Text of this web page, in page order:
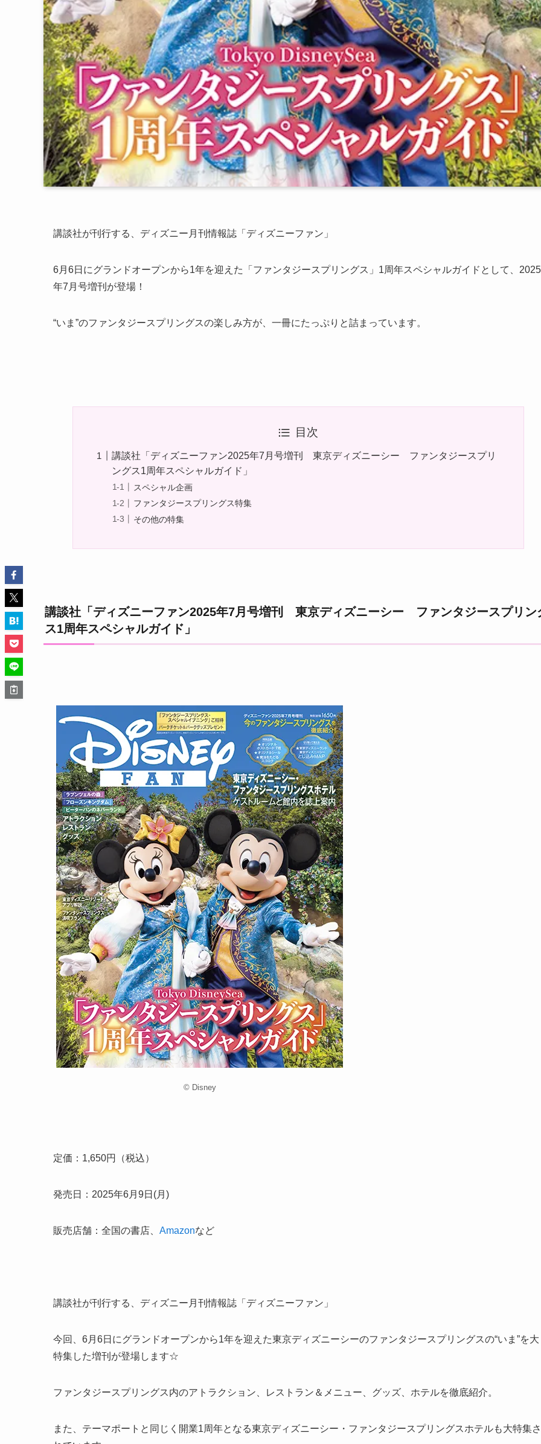
講談社が刊行する、ディズニー月刊情報誌「ディズニーファン」
6月6日にグランドオープンから1年を迎えた「ファンタジースプリングス」1周年スペシャルガイドとして、2025
年7月号増刊が登場！
“いま”のファンタジースプリングスの楽しみ方が、一冊にたっぷりと詰まっています。
目次
講談社「ディズニーファン2025年7月号増刊 東京ディズニーシー ファンタジースプリ
ングス1周年スペシャルガイド」
スペシャル企画
ファンタジースプリングス特集
その他の特集
講談社「ディズニーファン2025年7月号増刊 東京ディズニーシー ファンタジースプリン
ス1周年スペシャルガイド」
© Disney
定価：1,650円（税込）
発売日：2025年6月9日(月)
販売店舗：全国の書店、 Amazonなど
講談社が刊行する、ディズニー月刊情報誌「ディズニーファン」
今回、6月6日にグランドオープンから1年を迎えた東京ディズニーシーのファンタジースプリングスの“いま”を大
特集した増刊が登場します☆
ファンタジースプリングス内のアトラクション、レストラン＆メニュー、グッズ、ホテルを徹底紹介。
また、テーマポートと同じく開業1周年となる東京ディズニーシー・ファンタジースプリングスホテルも大特集さ